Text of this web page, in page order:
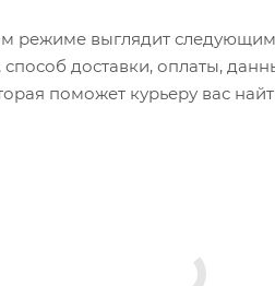
режиме выглядит
доставки, оплаты,
поможет курьеру вас